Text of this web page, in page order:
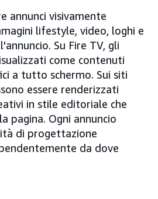
annunci visivamente
lifestyle, video, loghi e
Su Fire TV, gli
come contenuti
a tutto schermo. Sui siti
essere renderizzati
in stile editoriale che
pagina. Ogni annuncio
di progettazione
da dove